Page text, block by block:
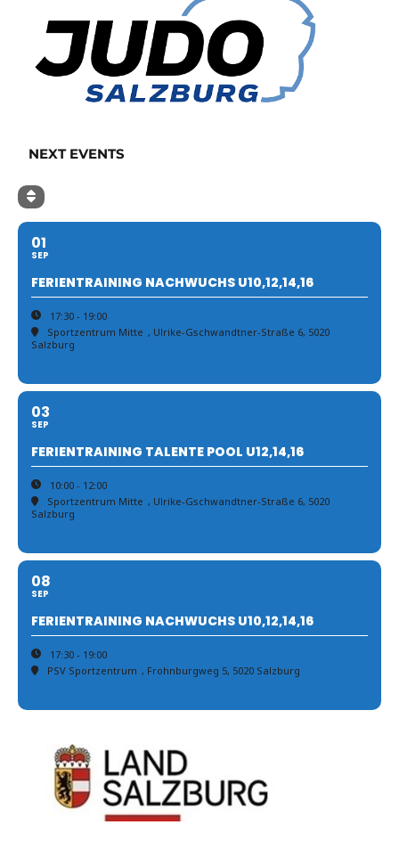
NEXT EVENTS
01
SEP
FERIENTRAINING NACHWUCHS U10,12,14,16
17:30 - 19:00
Sportzentrum Mitte , Ulrike-Gschwandtner-Straße 6, 5020
Salzburg
03
SEP
FERIENTRAINING TALENTE POOL U12,14,16
10:00 - 12:00
Sportzentrum Mitte , Ulrike-Gschwandtner-Straße 6, 5020
Salzburg
08
SEP
FERIENTRAINING NACHWUCHS U10,12,14,16
17:30 - 19:00
PSV Sportzentrum , Frohnburgweg 5, 5020 Salzburg